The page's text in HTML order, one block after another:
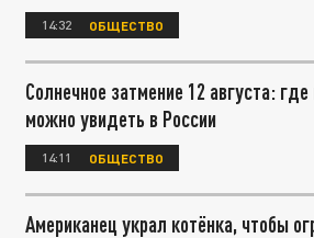
14:32 ОБЩЕСТВО
Солнечное затмение 12 августа:
можно увидеть в России
14:11 ОБЩЕСТВО
Американец украл котёнка, чтобы